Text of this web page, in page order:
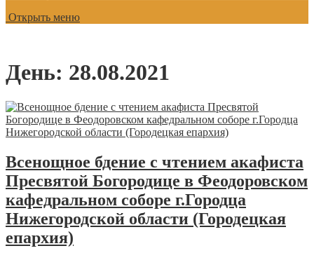
Открыть меню
День: 28.08.2021
Всенощное бдение с чтением акафиста
Пресвятой Богородице в Феодоровском
кафедральном соборе г.Городца
Нижегородской области (Городецкая
епархия)